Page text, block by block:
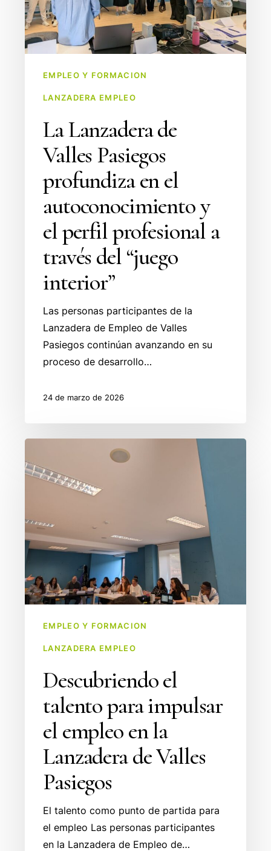
el
autoconocimiento
y
perfil
profesional
través
“juego
interior”
EMPLEO Y FORMACION
LANZADERA EMPLEO
La Lanzadera de
Valles Pasiegos
profundiza en el
autoconocimiento y
el perfil profesional a
través del “juego
interior”
Las personas participantes de la
Lanzadera de Empleo de Valles
Pasiegos continúan avanzando en su
proceso de desarrollo…
24 de marzo de 2026
el
talento
el
empleo
la
Lanzadera
Valles
Pasiegos
EMPLEO Y FORMACION
LANZADERA EMPLEO
Descubriendo el
talento para impulsar
el empleo en la
Lanzadera de Valles
Pasiegos
El talento como punto de partida para
el empleo Las personas participantes
en la Lanzadera de Empleo de…